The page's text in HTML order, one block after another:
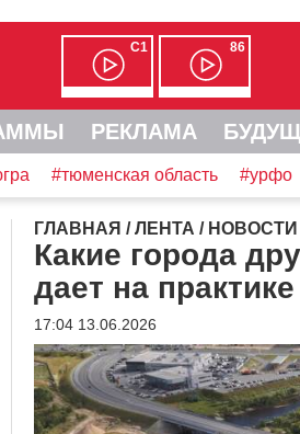
С1 86
РЕКЛАМА
#тюменская область #урфо
ГЛАВНАЯ /ЛЕНТА / НОВОСТИ
Какие города
дает на практике
17:04 13.06.2026
Видеоплеер